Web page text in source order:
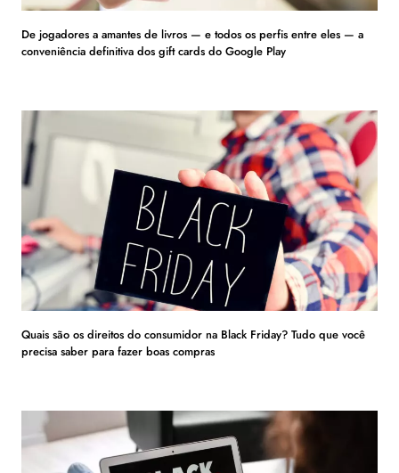
De jogadores a amantes de livros — e todos os perfis entre eles — a
conveniência definitiva dos gift cards do Google Play
Quais são os direitos do consumidor na Black Friday? Tudo que você
precisa saber para fazer boas compras